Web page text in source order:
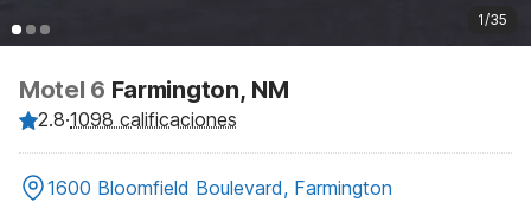
1/35
Motel 6 Farmington, NM
2.8·1098 calificaciones
1600 Bloomfield Boulevard, Farmington